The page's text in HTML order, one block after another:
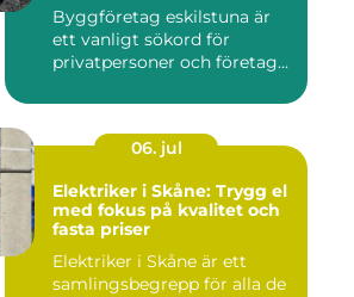
Byggföretag eskilstuna är
ett vanligt sökord för
privatpersoner och företag...
06. jul
Elektriker i Skåne: Trygg el
med fokus på kvalitet och
fasta priser
Elektriker i Skåne är ett
samlingsbegrepp för alla de